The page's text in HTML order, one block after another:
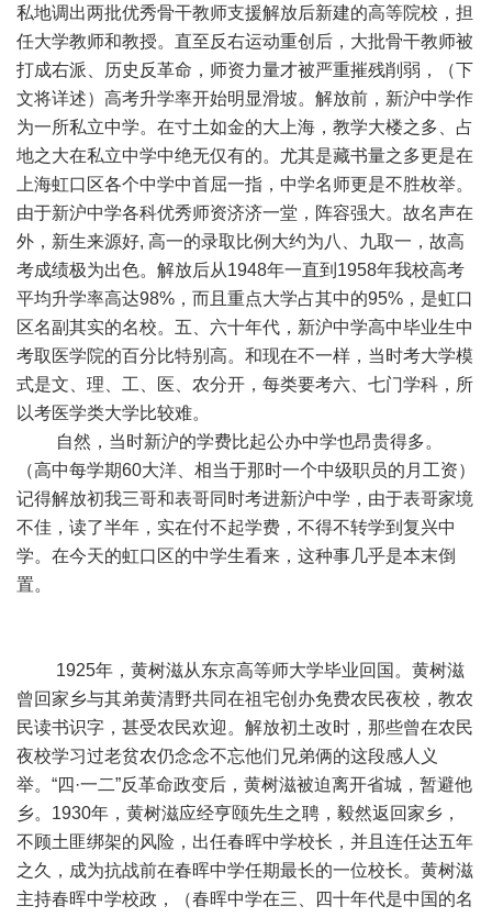
私地调出两批优秀骨干教师支援解放后新建的高等院校，担
任大学教师和教授。直至反右运动重创后，大批骨干教师被
打成右派、历史反革命，师资力量才被严重摧残削弱，（下
文将详述）高考升学率开始明显滑坡。解放前，新沪中学作
为一所私立中学。在寸土如金的大上海，教学大楼之多、占
地之大在私立中学中绝无仅有的。尤其是藏书量之多更是在
上海虹口区各个中学中首屈一指，中学名师更是不胜枚举。
由于新沪中学各科优秀师资济济一堂，阵容强大。故名声在
外，新生来源好, 高一的录取比例大约为八、九取一，故高
考成绩极为出色。解放后从1948年一直到1958年我校高考
平均升学率高达98%，而且重点大学占其中的95%，是虹口
区名副其实的名校。五、六十年代，新沪中学高中毕业生中
考取医学院的百分比特别高。和现在不一样，当时考大学模
式是文、理、工、医、农分开，每类要考六、七门学科，所
以考医学类大学比较难。
自然，当时新沪的学费比起公办中学也昂贵得多。
（高中每学期60大洋、相当于那时一个中级职员的月工资）
记得解放初我三哥和表哥同时考进新沪中学，由于表哥家境
不佳，读了半年，实在付不起学费，不得不转学到复兴中
学。在今天的虹口区的中学生看来，这种事几乎是本末倒
置。
1925年，黄树滋从东京高等师大学毕业回国。黄树滋
曾回家乡与其弟黄清野共同在祖宅创办免费农民夜校，教农
民读书识字，甚受农民欢迎。解放初土改时，那些曾在农民
夜校学习过老贫农仍念念不忘他们兄弟俩的这段感人义
举。“四·一二”反革命政变后，黄树滋被迫离开省城，暂避他
乡。1930年，黄树滋应经亨颐先生之聘，毅然返回家乡，
不顾土匪绑架的风险，出任春晖中学校长，并且连任达五年
之久，成为抗战前在春晖中学任期最长的一位校长。黄树滋
主持春晖中学校政，（春晖中学在三、四十年代是中国的名